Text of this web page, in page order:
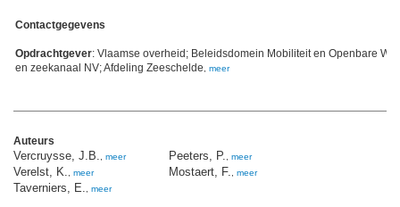
Contactgegevens
Opdrachtgever: Vlaamse overheid; Beleidsdomein Mobiliteit en Openbare
en zeekanaal NV; Afdeling Zeeschelde
meer
Auteurs
Vercruysse, J.B. meer
Verelst, K. meer
Taverniers, E. meer
Peeters, P. meer
Mostaert, F. meer